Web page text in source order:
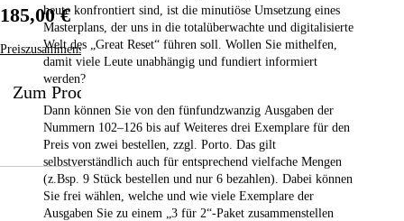
Zum Produkt
185,00 €
Preiszusammensetzung
heute konfrontiert sind, ist die minutiöse Umsetzung eines
Masterplans, der uns in die totalüberwachte und digitalisierte
Welt des „Great Reset“ führen soll. Wollen Sie mithelfen,
damit viele Leute unabhängig und fundiert informiert
werden?
Dann können Sie von den fünfundzwanzig Ausgaben der
Nummern 102–126 bis auf Weiteres drei Exemplare für den
Preis von zwei bestellen, zzgl. Porto. Das gilt
selbstverständlich auch für entsprechend vielfache Mengen
(z.Bsp. 9 Stück bestellen und nur 6 bezahlen). Dabei können
Sie frei wählen, welche und wie viele Exemplare der
Ausgaben Sie zu einem „3 für 2“-Paket zusammenstellen